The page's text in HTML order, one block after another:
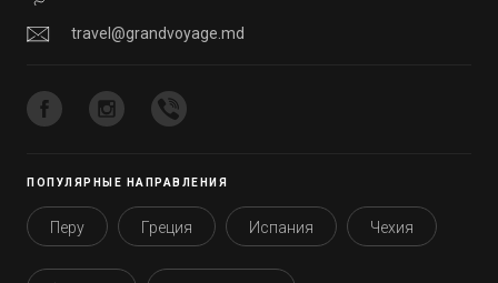
travel@grandvoyage.md
ПОПУЛЯРНЫЕ НАПРАВЛЕНИЯ
Перу Греция Испания Чехия